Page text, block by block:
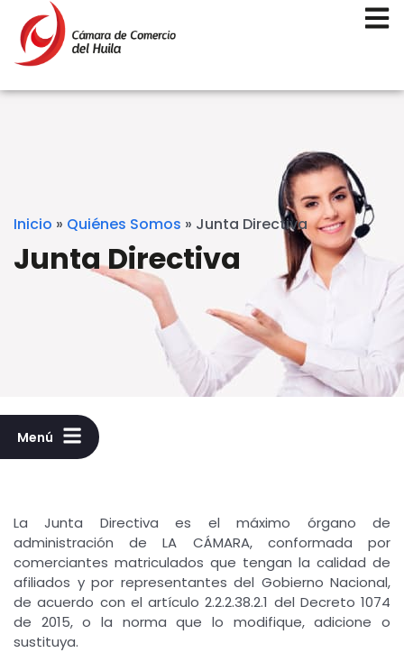
Inicio » Quiénes Somos » Junta Directiva
Junta Directiva
Menú
La Junta Directiva es el máximo órgano de
administración de LA CÁMARA, conformada por
comerciantes matriculados que tengan la calidad de
afiliados y por representantes del Gobierno Nacional,
de acuerdo con el artículo 2.2.2.38.2.1 del Decreto 1074
de 2015, o la norma que lo modifique, adicione o
sustituya.